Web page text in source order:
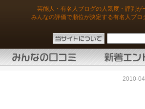
芸能人・有名人ブログの人気度・評判が
みんなの評価で順位が決定する有名人ブロ
2010-